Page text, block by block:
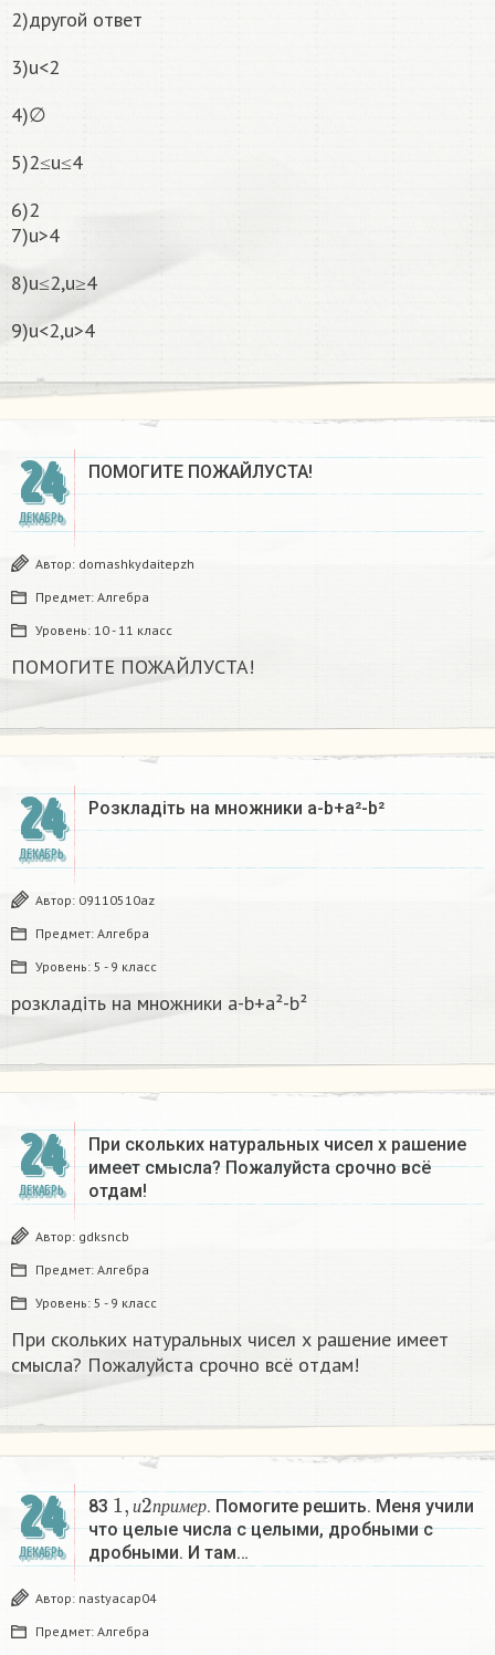
2)другой ответ
3)u<2
4)∅
5)2≤u≤4
6)2
7)u>4
8)u≤2,u≥4
9)u<2,u>4
24
ДЕКАБРЬ
ПОМОГИТЕ ПОЖАЙЛУСТА!
Автор: domashkydaitepzh
Предмет: Алгебра
Уровень: 10 - 11 класс
ПОМОГИТЕ ПОЖАЙЛУСТА!
24
ДЕКАБРЬ
Розкладіть на множники а-b+a²-b²​
Автор: 09110510az
Предмет: Алгебра
Уровень: 5 - 9 класс
розкладіть на множники а-b+a²-b²​
24
ДЕКАБРЬ
При скольких натуральных чисел х рашение
имеет смысла? Пожалуйста срочно всё
отдам!
Автор: gdksncb
Предмет: Алгебра
Уровень: 5 - 9 класс
При скольких натуральных чисел х рашение имеет
смысла? Пожалуйста срочно всё отдам!
24
ДЕКАБРЬ
83 и пр име р
1,и2п ример
. Помогите решить. Меня учили
что целые числа с целыми, дробными с
дробными. И там…
Автор: nastyacap04
Предмет: Алгебра